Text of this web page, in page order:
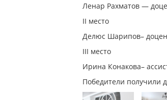
Ленар Рахматов —
II место
Делюс Шарипов–
III место
Ирина Конакова–
Победители получили